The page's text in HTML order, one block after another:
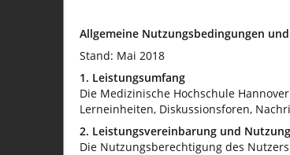
Allgemeine Nutzungsbedingungen
Stand: Mai 2018
1. Leistungsumfang
Die Medizinische Hochschule
Lerneinheiten, Diskussionsforen,
2. Leistungsvereinbarung und
Die Nutzungsberechtigung des